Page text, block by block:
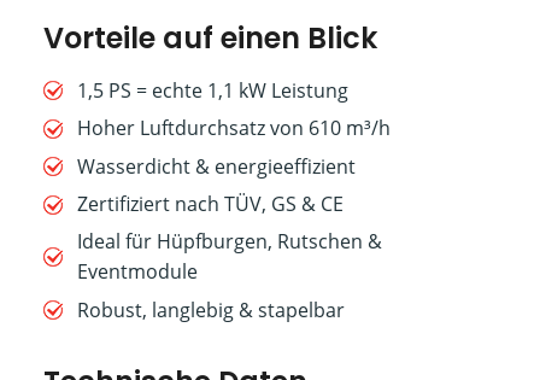
Vorteile auf einen Blick
1,5 PS = echte 1,1 kW Leistung
Hoher Luftdurchsatz von 610 m³/h
Wasserdicht & energieeffizient
Zertifiziert nach TÜV, GS & CE
Ideal für Hüpfburgen, Rutschen &
Eventmodule
Robust, langlebig & stapelbar